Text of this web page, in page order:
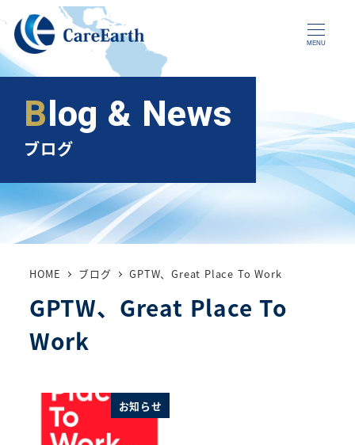
メ
イ
ン
コ
へ
移
動
MENU
Blog & News
ブログ
HOME ブログ GPTW、Great Place To Work
GPTW、Great Place To
Work
お知らせ